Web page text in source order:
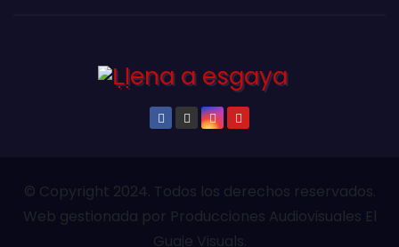
© Copyright 2024. Todos los derechos reservados.
Web gestionada por Producciones Audiovisuales El
Guaje Visuals.